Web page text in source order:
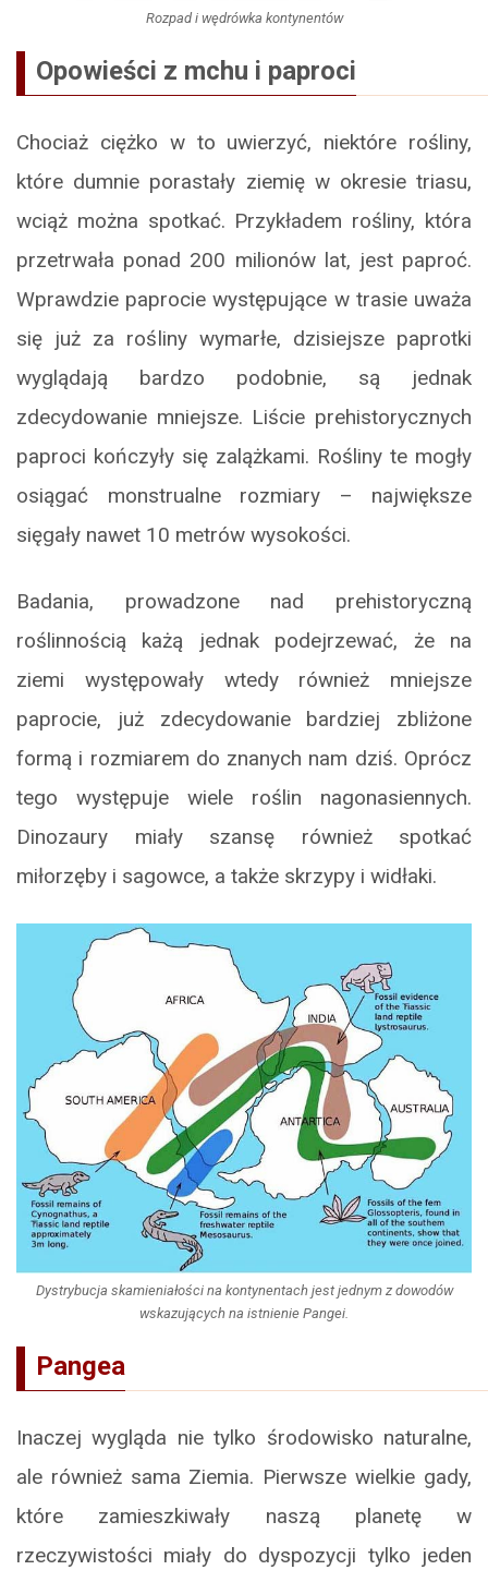
Rozpad i wędrówka kontynentów
Opowieści z mchu i paproci
Chociaż ciężko w to uwierzyć, niektóre rośliny,
które dumnie porastały ziemię w okresie triasu,
wciąż można spotkać. Przykładem rośliny, która
przetrwała ponad 200 milionów lat, jest paproć.
Wprawdzie paprocie występujące w trasie uważa
się już za rośliny wymarłe, dzisiejsze paprotki
wyglądają bardzo podobnie, są jednak
zdecydowanie mniejsze. Liście prehistorycznych
paproci kończyły się zalążkami. Rośliny te mogły
osiągać monstrualne rozmiary – największe
sięgały nawet 10 metrów wysokości.
Badania, prowadzone nad prehistoryczną
roślinnością każą jednak podejrzewać, że na
ziemi występowały wtedy również mniejsze
paprocie, już zdecydowanie bardziej zbliżone
formą i rozmiarem do znanych nam dziś. Oprócz
tego występuje wiele roślin nagonasiennych.
Dinozaury miały szansę również spotkać
miłorzęby i sagowce, a także skrzypy i widłaki.
Dystrybucja skamieniałości na kontynentach jest jednym z dowodów
wskazujących na istnienie Pangei.
Pangea
Inaczej wygląda nie tylko środowisko naturalne,
ale również sama Ziemia. Pierwsze wielkie gady,
które zamieszkiwały naszą planetę w
rzeczywistości miały do dyspozycji tylko jeden